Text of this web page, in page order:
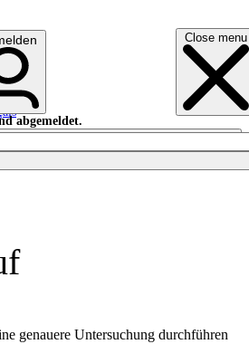
Close menu
abgemeldet.
Anmelden
genauere Untersuchung durchführen